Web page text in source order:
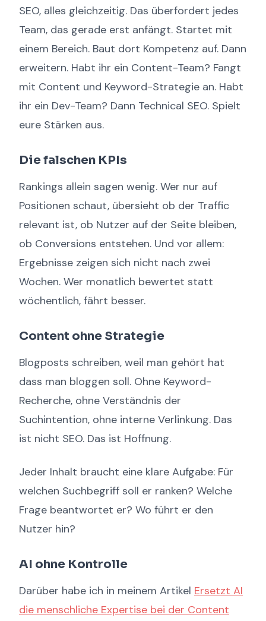
SEO, alles gleichzeitig. Das überfordert jedes
Team, das gerade erst anfängt. Startet mit
einem Bereich. Baut dort Kompetenz auf. Dann
erweitern. Habt ihr ein Content-Team? Fangt
mit Content und Keyword-Strategie an. Habt
ihr ein Dev-Team? Dann Technical SEO. Spielt
eure Stärken aus.
Die falschen KPIs
Rankings allein sagen wenig. Wer nur auf
Positionen schaut, übersieht ob der Traffic
relevant ist, ob Nutzer auf der Seite bleiben,
ob Conversions entstehen. Und vor allem:
Ergebnisse zeigen sich nicht nach zwei
Wochen. Wer monatlich bewertet statt
wöchentlich, fährt besser.
Content ohne Strategie
Blogposts schreiben, weil man gehört hat
dass man bloggen soll. Ohne Keyword-
Recherche, ohne Verständnis der
Suchintention, ohne interne Verlinkung. Das
ist nicht SEO. Das ist Hoffnung.
Jeder Inhalt braucht eine klare Aufgabe: Für
welchen Suchbegriff soll er ranken? Welche
Frage beantwortet er? Wo führt er den
Nutzer hin?
AI ohne Kontrolle
Darüber habe ich in meinem Artikel Ersetzt AI
die menschliche Expertise bei der Content